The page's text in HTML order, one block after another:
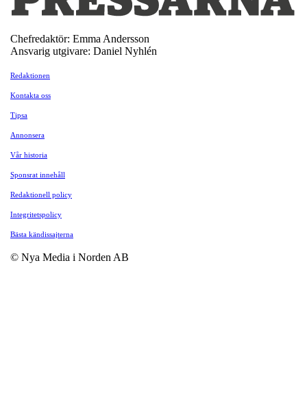
Chefredaktör: Emma Andersson
Ansvarig utgivare: Daniel Nyhlén
Redaktionen
Kontakta oss
Tipsa
Annonsera
Vår historia
Sponsrat innehåll
Redaktionell policy
Integritetspolicy
Bästa kändissajterna
© Nya Media i Norden AB